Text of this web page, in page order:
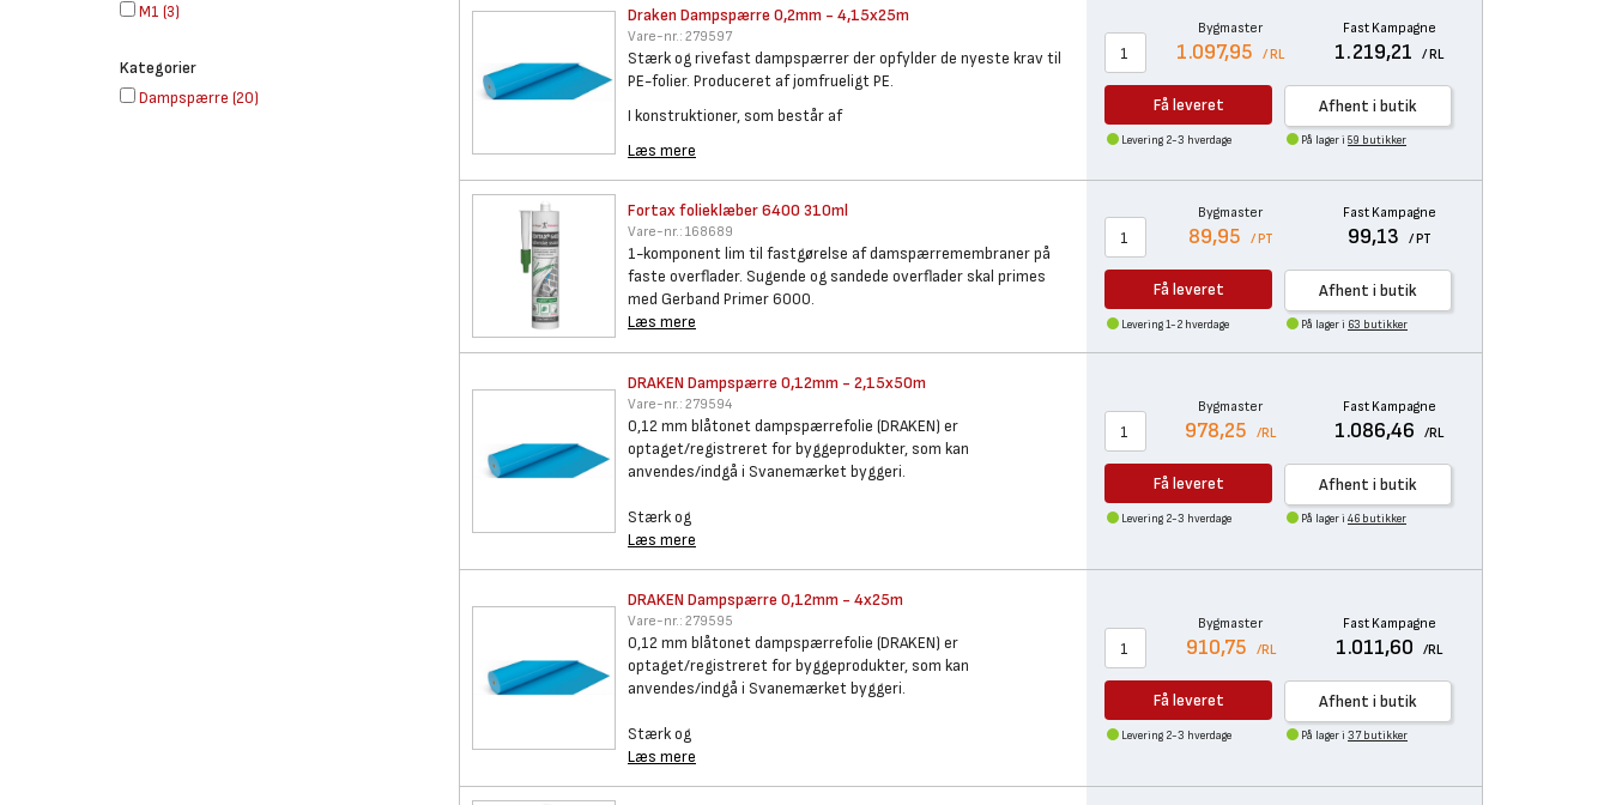
M1 (3)
Kategorier
Dampspærre (20)
Draken Dampspærre 0,2mm - 4,15x25m
Vare-nr.: 279597
Stærk og rivefast dampspærrer der opfylder de nyeste krav til
PE-folier. Produceret af jomfrueligt PE.
I konstruktioner, som består af
Læs mere
Bygmaster
1.097,95 / RL
Fast Kampagne
1.219,21 / RL
Få leveret Afhent i butik
Levering 2-3 hverdage På lager i 59 butikker
Fortax folieklæber 6400 310ml
Vare-nr.: 168689
1-komponent lim til fastgørelse af damspærremembraner på
faste overflader. Sugende og sandede overflader skal primes
med Gerband Primer 6000.
Læs mere
Bygmaster
89,95 / PT
Fast Kampagne
99,13 / PT
Få leveret Afhent i butik
Levering 1-2 hverdage På lager i 63 butikker
DRAKEN Dampspærre 0,12mm - 2,15x50m
Vare-nr.: 279594
0,12 mm blåtonet dampspærrefolie (DRAKEN) er
optaget/registreret for byggeprodukter, som kan
anvendes/indgå i Svanemærket byggeri.
Stærk og
Læs mere
Bygmaster
978,25 /RL
Fast Kampagne
1.086,46 /RL
Få leveret Afhent i butik
Levering 2-3 hverdage På lager i 46 butikker
DRAKEN Dampspærre 0,12mm - 4x25m
Vare-nr.: 279595
0,12 mm blåtonet dampspærrefolie (DRAKEN) er
optaget/registreret for byggeprodukter, som kan
anvendes/indgå i Svanemærket byggeri.
Stærk og
Læs mere
Bygmaster
910,75 /RL
Fast Kampagne
1.011,60 /RL
Få leveret Afhent i butik
Levering 2-3 hverdage På lager i 37 butikker